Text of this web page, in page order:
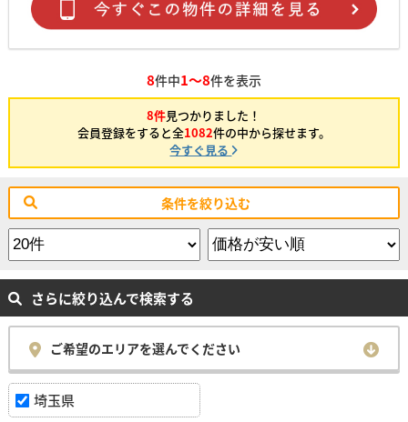
8件中1～8件を表示
8件見つかりました！
会員登録をすると全1082件の中から探せます。
今すぐ見る
条件を絞り込む
さらに絞り込んで検索する
ご希望のエリアを選んでください
埼玉県